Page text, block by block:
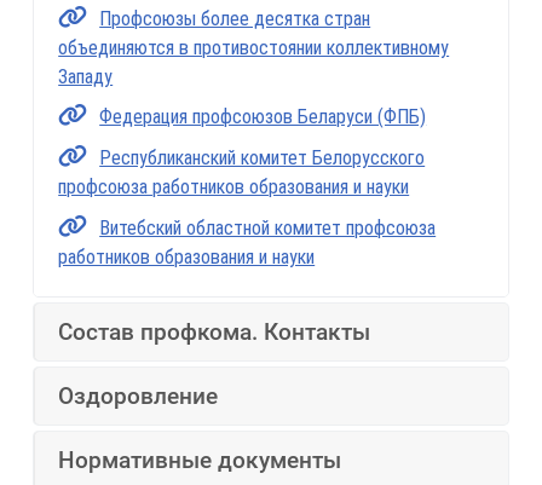
Профсоюзы более десятка стран
объединяются в противостоянии коллективному
Западу
Федерация профсоюзов Беларуси (ФПБ)
Республиканский комитет Белорусского
профсоюза работников образования и науки
Витебский областной комитет профсоюза
работников образования и науки
Состав профкома. Контакты
Оздоровление
Нормативные документы